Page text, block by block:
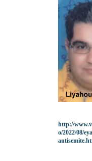
http://
o/2022/08/